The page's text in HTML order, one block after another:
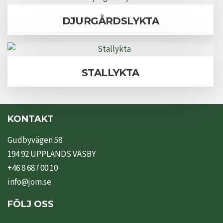
DJURGÅRDSLYKTA
STALLYKTA
KONTAKT
Gudbyvägen 58
194 92 UPPLANDS VÄSBY
+46 8 687 00 10
info@jom.se
FÖLJ OSS